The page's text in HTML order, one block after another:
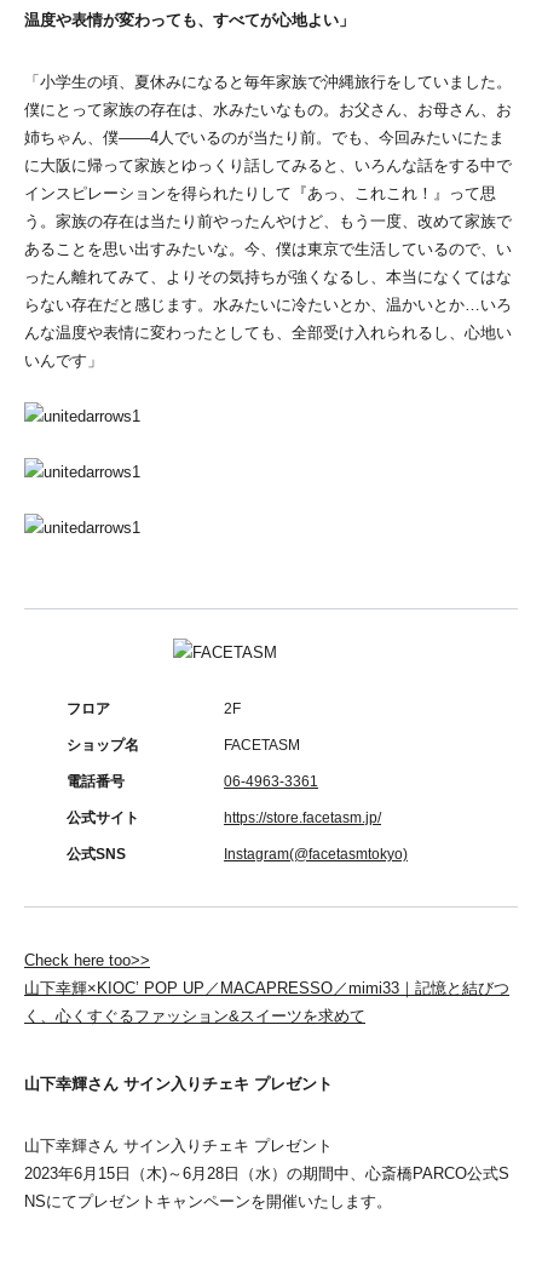
温度や表情が変わっても、すべてが心地よい」
「小学生の頃、夏休みになると毎年家族で沖縄旅行をしていました。
僕にとって家族の存在は、水みたいなもの。お父さん、お母さん、お
姉ちゃん、僕――4人でいるのが当たり前。でも、今回みたいにたま
に大阪に帰って家族とゆっくり話してみると、いろんな話をする中で
インスピレーションを得られたりして『あっ、これこれ！』って思
う。家族の存在は当たり前やったんやけど、もう一度、改めて家族で
あることを思い出すみたいな。今、僕は東京で生活しているので、い
ったん離れてみて、よりその気持ちが強くなるし、本当になくてはな
らない存在だと感じます。水みたいに冷たいとか、温かいとか…いろ
んな温度や表情に変わったとしても、全部受け入れられるし、心地い
いんです」
フロア 2F
ショップ名 FACETASM
電話番号 06-4963-3361
公式サイト https://store.facetasm.jp/
公式SNS Instagram(@facetasmtokyo)
Check here too>>
山下幸輝×KIOC’ POP UP／MACAPRESSO／mimi33｜記憶と結びつ
く、心くすぐるファッション&スイーツを求めて
山下幸輝さん サイン入りチェキ プレゼント
山下幸輝さん サイン入りチェキ プレゼント
2023年6月15日（木)～6月28日（水）の期間中、心斎橋PARCO公式S
NSにてプレゼントキャンペーンを開催いたします。